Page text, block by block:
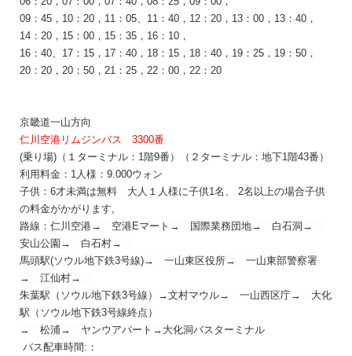
09：45，10：20，11：05、11：40，12：20，13：00，13：40，
14：20，15：00，15：35，16：10，
16：40、 17：15， 17：40，18：15，18：40，19：25，19：50，
20：20，20：50，21：25，22：00，22：20
京畿道一山方向
仁川空港リムジンバス 3300番
(乗り場)（１ターミナル：1階9番）（２ターミナル：地下1階43番）
利用料金：1人様：9.000ウォン
子供：6才未満は無料 大人１人様に子供1名、 2名以上の場合子供
の料金がかがります,
路線： 仁川空港→ 空港Eマー ト→ 国 際業務団地→ 白石洞 →
安山公園 → 白石村→
馬頭駅(ソウル地下鉄3号線)→ 一山東区役所→ 一山東部警察署
→ 江仙村→
朱葉駅（ソウル地下鉄3号線） →文村マウル→ 一山西区庁→ 大化
駅（ソウル地下鉄3号線終点）
→ 松浦→ ヤンウアパー ト → 大化洞バスターミナル
バス配車時間:：